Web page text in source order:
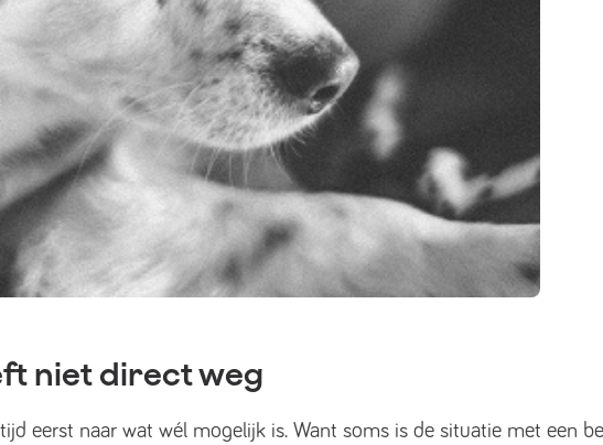
niet direct weg
eerst naar wat wél mogelijk is. Want soms is de situatie met een